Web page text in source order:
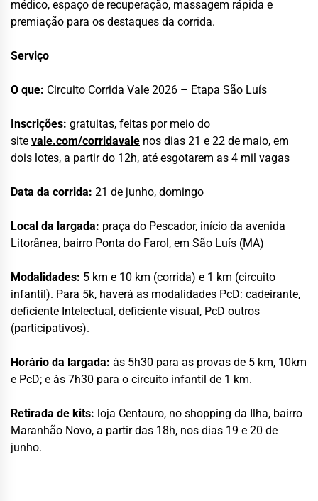
médico, espaço de recuperação, massagem rápida e
premiação para os destaques da corrida.
Serviço
O que: Circuito Corrida Vale 2026 – Etapa São Luís
Inscrições: gratuitas, feitas por meio do
site vale.com/corridavale nos dias 21 e 22 de maio, em
dois lotes, a partir do 12h, até esgotarem as 4 mil vagas
Data da corrida: 21 de junho, domingo
Local da largada: praça do Pescador, início da avenida
Litorânea, bairro Ponta do Farol, em São Luís (MA)
Modalidades: 5 km e 10 km (corrida) e 1 km (circuito
infantil). Para 5k, haverá as modalidades PcD: cadeirante,
deficiente Intelectual, deficiente visual, PcD outros
(participativos).
Horário da largada: às 5h30 para as provas de 5 km, 10km
e PcD; e às 7h30 para o circuito infantil de 1 km.
Retirada de kits: loja Centauro, no shopping da Ilha, bairro
Maranhão Novo, a partir das 18h, nos dias 19 e 20 de
junho.